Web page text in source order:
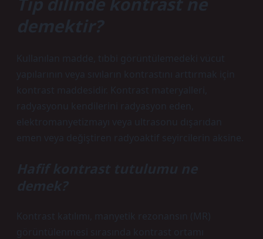
demektir?
Kullanılan madde, tıbbi görüntülemedeki vücut
yapılarının veya sıvıların kontrastını arttırmak için
kontrast maddesidir. Kontrast materyalleri,
radyasyonu kendilerini radyasyon eden,
elektromanyetizmayı veya ultrasonu dışarıdan
emen veya değiştiren radyoaktif seyircilerin aksine.
Hafif kontrast tutulumu ne
demek?
Kontrast katılımı, manyetik rezonansın (MR)
görüntülenmesi sırasında kontrast ortamı